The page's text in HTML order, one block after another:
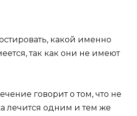
какой именно
так как они не имеют
говорит о том, что не
лечится одним и тем же